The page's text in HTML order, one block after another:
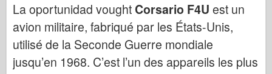
Perro negro
Bronco
Afición cibernética
Dnepromodel
La oportunidad voughtCorsario F4U est un
avion militaire, fabriqué par les États-Unis,
utilisé de la Seconde Guerre mondiale
jusqu’en 1968. C’est l’un des appareils les plus